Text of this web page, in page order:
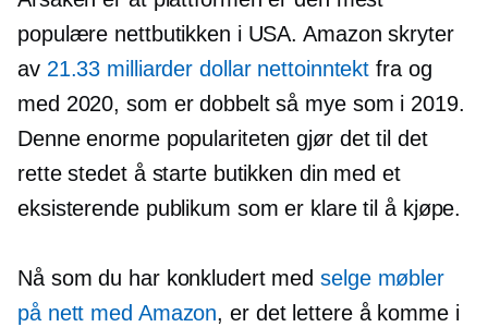
populære nettbutikken i USA. Amazon skryter
av 21.33 milliarder dollar nettoinntekt fra og
med 2020, som er dobbelt så mye som i 2019.
Denne enorme populariteten gjør det til det
rette stedet å starte butikken din med et
eksisterende publikum som er klare til å kjøpe.
Nå som du har konkludert medselge møbler
på nett med Amazon, er det lettere å komme i